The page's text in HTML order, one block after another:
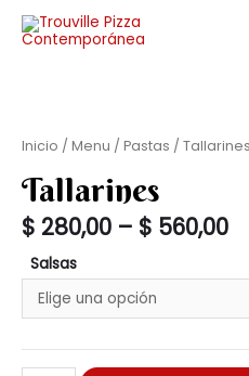
Inicio / Menu / Pastas / Tallarines
Tallarines
$ 280,00 – $ 560,00
Salsas